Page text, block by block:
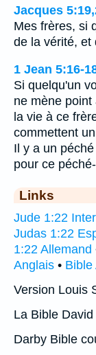
Jacques
Mes frères, si
de la vérité,
1 Jean 5:16-
Si quelqu'un
ne mène
la vie à ce
commettent
Il y a un
pour ce
Links
Jude 1:22
Judas 1:22
1:22 Allemand
Anglais • Bible
Version Louis
La Bible
Darby Bible